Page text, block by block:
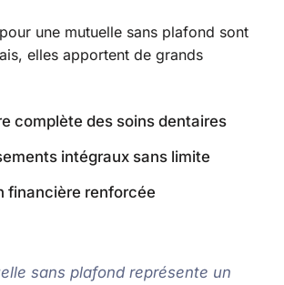
une mutuelle sans plafond sont
elles apportent de grands
complète des soins dentaires
intégraux sans limite
financière renforcée
sans plafond représente un